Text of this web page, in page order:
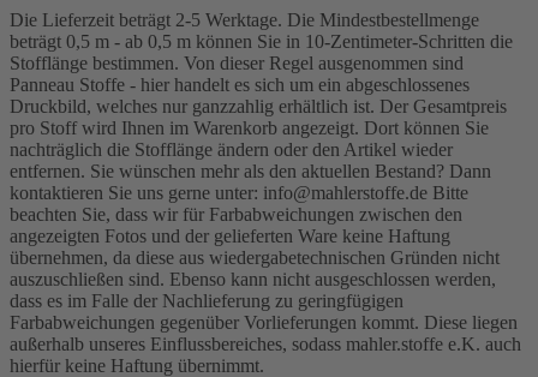
Die Lieferzeit beträgt 2-5 Werktage. Die Mindestbestellmenge
beträgt 0,5 m - ab 0,5 m können Sie in 10-Zentimeter-Schritten die
Stofflänge bestimmen. Von dieser Regel ausgenommen sind
Panneau Stoffe - hier handelt es sich um ein abgeschlossenes
Druckbild, welches nur ganzzahlig erhältlich ist. Der Gesamtpreis
pro Stoff wird Ihnen im Warenkorb angezeigt. Dort können Sie
nachträglich die Stofflänge ändern oder den Artikel wieder
entfernen. Sie wünschen mehr als den aktuellen Bestand? Dann
kontaktieren Sie uns gerne unter: info@mahlerstoffe.de Bitte
beachten Sie, dass wir für Farbabweichungen zwischen den
angezeigten Fotos und der gelieferten Ware keine Haftung
übernehmen, da diese aus wiedergabetechnischen Gründen nicht
auszuschließen sind. Ebenso kann nicht ausgeschlossen werden,
dass es im Falle der Nachlieferung zu geringfügigen
Farbabweichungen gegenüber Vorlieferungen kommt. Diese liegen
außerhalb unseres Einflussbereiches, sodass mahler.stoffe e.K. auch
hierfür keine Haftung übernimmt.